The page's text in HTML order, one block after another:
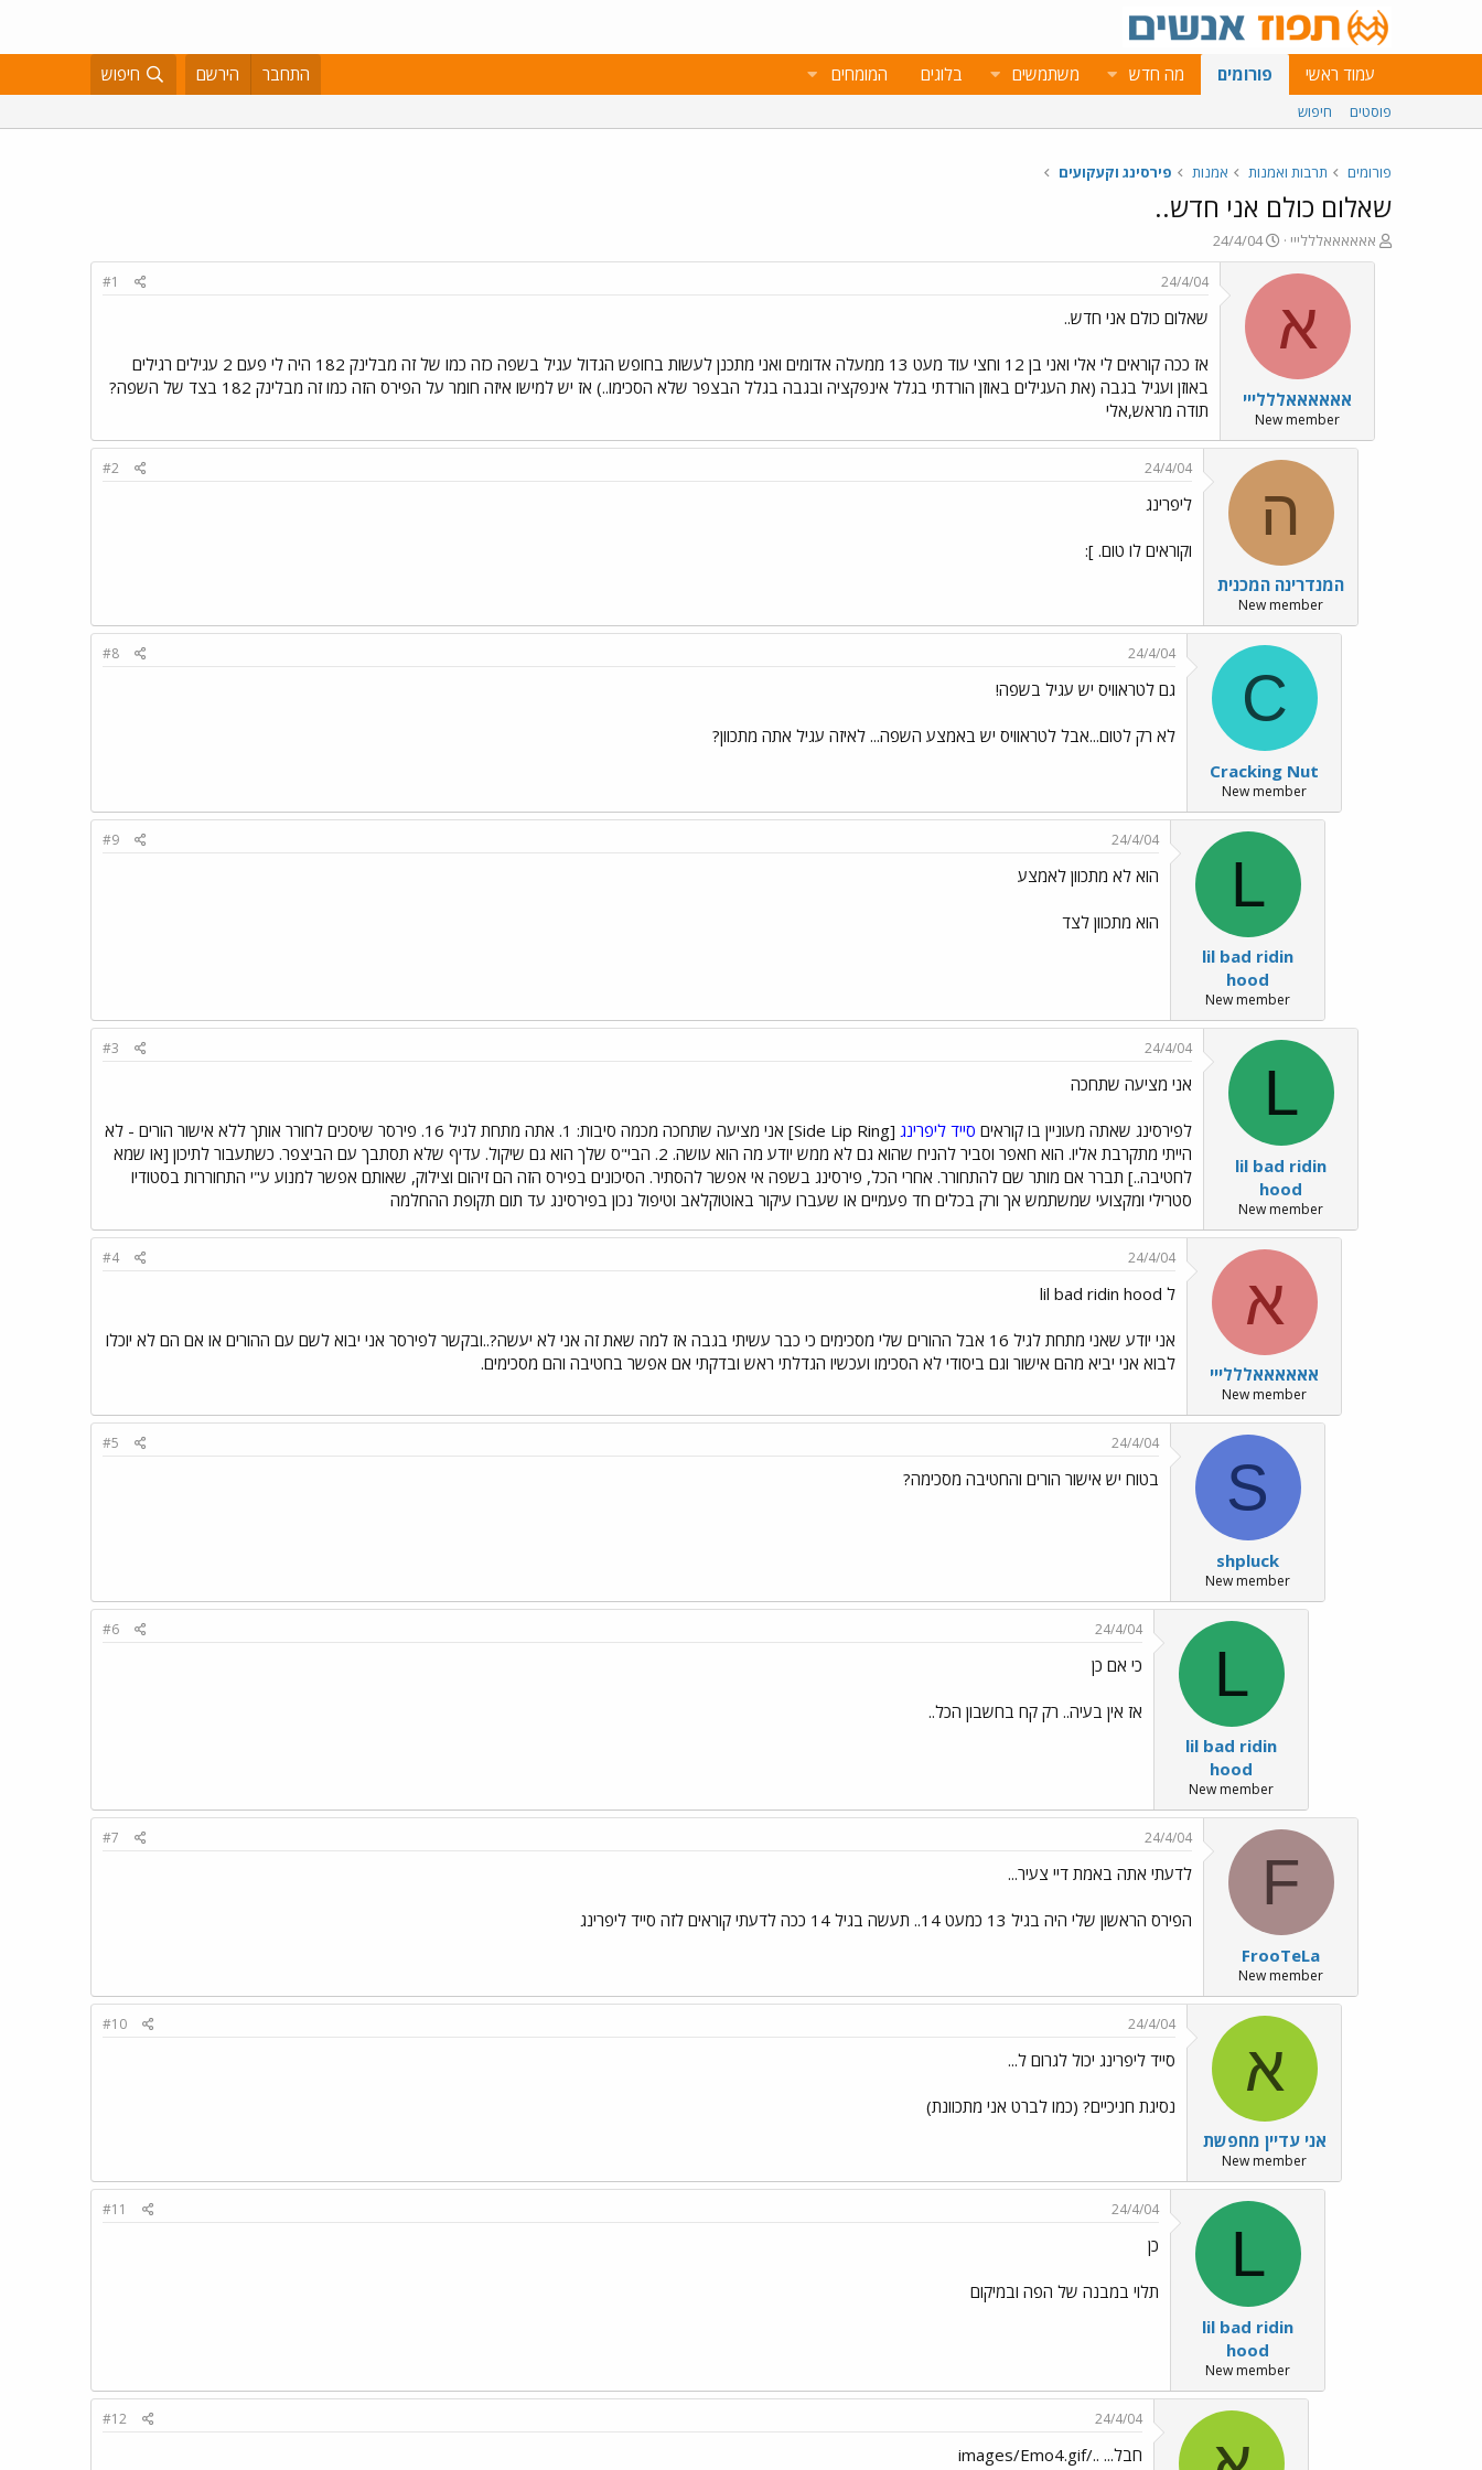
עמוד ראשי פורומים מה חדש משתמשים בלוגים המומחים התחבר הירשם חיפוש
פוסטים חיפוש
פורומים תרבות ואמנות אמנות פירסינג וקעקועים
שאלום כולם אני חדש..
פ
ו
אאאאאאלללייי
פ
ו
ס
ת
ר
י
ך
24/4/04
א
אאאאאאלללייי
New member
24/4/04
#1
שאלום כולם אני חדש..
אז ככה קוראים לי אלי ואני בן 12 וחצי עוד מעט 13 ממעלה אדומים ואני מתכנן לעשות בחופש הגדול עגיל בשפה כזה כמו של זה מבלינק 182 היה לי פעם 2 עגילים רגילים
באוזן ועגיל בגבה (את העגילים באוזן הורדתי בגלל אינפקציה ובגבה בגלל הבצפר שלא הסכימו..) אז יש למישו איזה חומר על הפירס הזה כמו זה מבלינק 182 בצד של השפה?
תודה מראש,אלי
ה
המנדרינה המכנית
New member
24/4/04
#2
ליפרינג
וקוראים לו טום. ]:
C
Cracking Nut
New member
24/4/04
#8
גם לטראוויס יש עגיל בשפה!
לא רק לטום...אבל לטראוויס יש באמצע השפה... לאיזה עגיל אתה מתכוון?
L
lil bad ridin
hood
New member
24/4/04
#9
הוא לא מתכוון לאמצע
הוא מתכוון לצד
L
lil bad ridin
hood
New member
24/4/04
#3
אני מציעה שתחכה
לפירסינג שאתה מעוניין בו קוראים סייד ליפרינג
[Side Lip Ring] אני מציעה שתחכה מכמה סיבות: 1. אתה מתחת לגיל 16. פירסר שיסכים לחורר אותך ללא אישור הורים - לא
הייתי מתקרבת אליו. הוא חאפר וסביר להניח שהוא גם לא ממש יודע מה הוא עושה. 2. הבי"ס שלך הוא גם שיקול. עדיף שלא תסתבך עם הביצפר. כשתעבור לתיכון [או שמא
לחטיבה..] תברר אם מותר שם להתחורר. אחרי הכל, פירסינג בשפה אי אפשר להסתיר. הסיכונים בפירס הזה הם זיהום וצילוק, שאותם אפשר למנוע ע"י התחוררות בסטודיו
סטרילי ומקצועי שמשתמש אך ורק בכלים חד פעמיים או שעברו עיקור באוטוקלאב וטיפול נכון בפירסינג עד תום תקופת ההחלמה
א
אאאאאאלללייי
New member
24/4/04
#4
ל lil bad ridin hood
אני יודע שאני מתחת לגיל 16 אבל ההורים שלי מסכימים כי כבר עשיתי בגבה אז למה שאת זה אני לא יעשה?..ובקשר לפירסר אני יבוא לשם עם ההורים או אם הם לא יוכלו
לבוא אני יביא מהם אישור וגם ביסודי לא הסכימו ועכשיו הגדלתי ראש ובדקתי אם אפשר בחטיבה והם מסכימים.
S
shpluck
New member
24/4/04
#5
בטוח יש אישור הורים והחטיבה מסכימה?
L
lil bad ridin
hood
New member
24/4/04
#6
כי אם כן
אז אין בעיה.. רק קח בחשבון הכל..
F
FrooTeLa
New member
24/4/04
#7
לדעתי אתה באמת דיי צעיר...
הפירס הראשון שלי היה בגיל 13 כמעט 14.. תעשה בגיל 14 ככה לדעתי קוראים לזה סייד ליפרינג
א
אני עדיין מחפשת
New member
24/4/04
#10
סייד ליפרינג יכול לגרום ל...
נסיגת חניכיים? (כמו לברט אני מתכוונת)
L
lil bad ridin
hood
New member
24/4/04
#11
כן
תלוי במבנה של הפה ובמיקום
24/4/04
#12
חבל... ../images/Emo4.gif